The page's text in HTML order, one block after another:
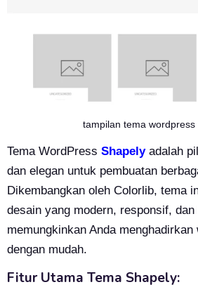
tampilan tema wordpress
Tema WordPress Shapelyadalah
dan elegan untuk pembuatan
Dikembangkan oleh Colorlib, tema
desain yang modern, responsif,
memungkinkan Anda
dengan mudah.
Fitur Utama Tema Shapely: